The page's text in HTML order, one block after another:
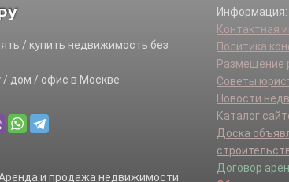
/ купить недвижимость без
/ дом / офис в Москве
Информация:
Контактная
Политика
Размещение
Советы
Новости
Каталог
Доска
Договор